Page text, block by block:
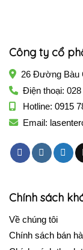
Công ty cổ
26 Đường Bàu
Điện thoại:
Hotline: 0915
Email:
Chính sách
Về chúng tôi
Chính sách bán